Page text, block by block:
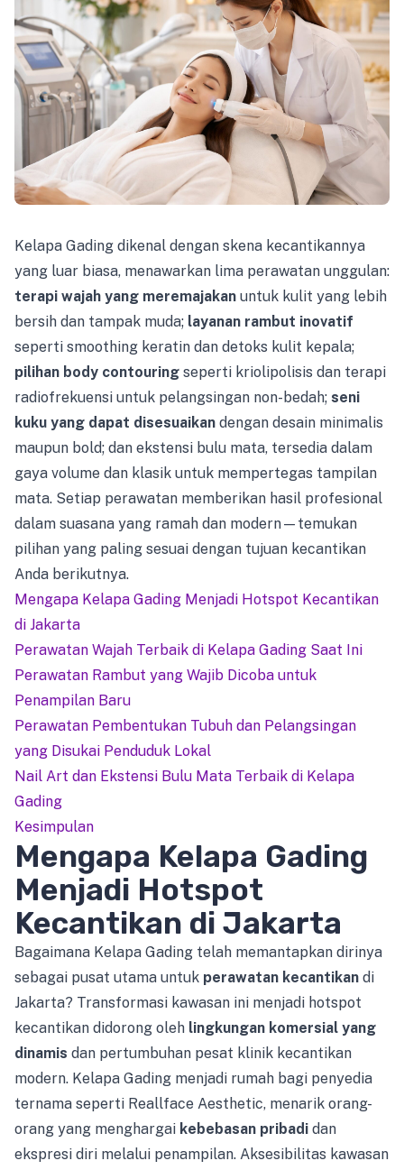
Kelapa Gading dikenal dengan skena kecantikannya
yang luar biasa, menawarkan lima perawatan unggulan:
terapi wajah yang meremajakan untuk kulit yang lebih
bersih dan tampak muda; layanan rambut inovatif
seperti smoothing keratin dan detoks kulit kepala;
pilihan body contouring seperti kriolipolisis dan terapi
radiofrekuensi untuk pelangsingan non-bedah; seni
kuku yang dapat disesuaikan dengan desain minimalis
maupun bold; dan ekstensi bulu mata, tersedia dalam
gaya volume dan klasik untuk mempertegas tampilan
mata. Setiap perawatan memberikan hasil profesional
dalam suasana yang ramah dan modern—temukan
pilihan yang paling sesuai dengan tujuan kecantikan
Anda berikutnya.
Mengapa Kelapa Gading Menjadi Hotspot Kecantikan
di Jakarta
Perawatan Wajah Terbaik di Kelapa Gading Saat Ini
Perawatan Rambut yang Wajib Dicoba untuk
Penampilan Baru
Perawatan Pembentukan Tubuh dan Pelangsingan
yang Disukai Penduduk Lokal
Nail Art dan Ekstensi Bulu Mata Terbaik di Kelapa
Gading
Kesimpulan
Mengapa Kelapa Gading
Menjadi Hotspot
Kecantikan di Jakarta
Bagaimana Kelapa Gading telah memantapkan dirinya
sebagai pusat utama untuk perawatan kecantikan di
Jakarta? Transformasi kawasan ini menjadi hotspot
kecantikan didorong oleh lingkungan komersial yang
dinamis dan pertumbuhan pesat klinik kecantikan
modern. Kelapa Gading menjadi rumah bagi penyedia
ternama seperti Reallface Aesthetic, menarik orang-
orang yang menghargai kebebasan pribadi dan
ekspresi diri melalui penampilan. Aksesibilitas kawasan